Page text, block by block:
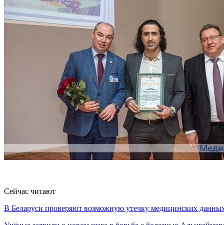
Сейчас читают
В Беларуси проверяют возможную утечку медицинских